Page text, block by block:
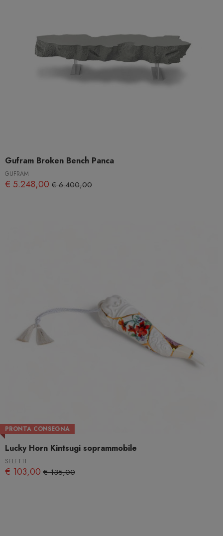
Gufram Broken Bench Panca
GUFRAM
€ 5.248,00 € 6.400,00
PRONTA CONSEGNA
Lucky Horn Kintsugi soprammobile
SELETTI
€ 103,00 € 135,00